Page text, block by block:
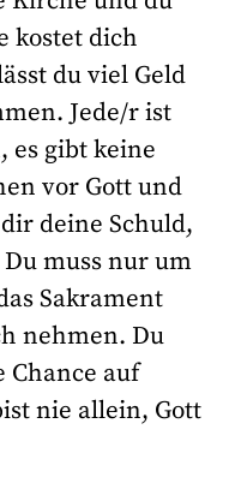
kostet dich
du viel Geld
Jede/r ist
es gibt keine
vor Gott und
deine Schuld,
muss nur um
Sakrament
nehmen. Du
Chance auf
nie allein, Gott